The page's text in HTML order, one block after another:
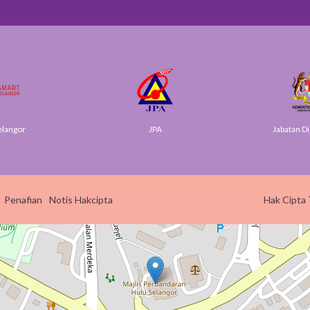
JPA Jabatan
Penafian Notis Hakcipta Hak Cipta